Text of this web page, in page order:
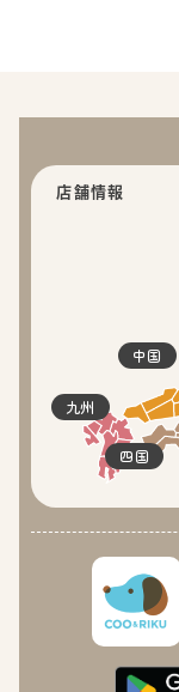
店舗情報
四国
中国
九州